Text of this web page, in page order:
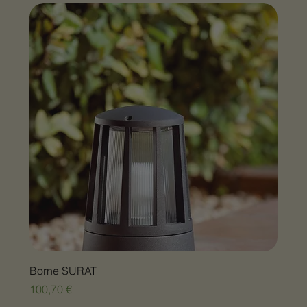
Borne SURAT
Prix
100,70 €